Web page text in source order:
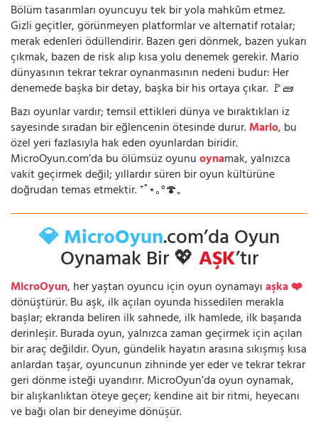
Bölüm tasarımları oyuncuyu tek bir yola mahkûm etmez.
Gizli geçitler, görünmeyen platformlar ve alternatif rotalar;
merak edenleri ödüllendirir. Bazen geri dönmek, bazen yukarı
çıkmak, bazen de risk alıp kısa yolu denemek gerekir. Mario
dünyasının tekrar tekrar oynanmasının nedeni budur: Her
denemede başka bir detay, başka bir his ortaya çıkar. 🚩🧱
Bazı oyunlar vardır; temsil ettikleri dünya ve bıraktıkları iz
sayesinde sıradan bir eğlencenin ötesinde durur.Mario, bu
özel yeri fazlasıyla hak eden oyunlardan biridir.
MicroOyun.com’da bu ölümsüz oyunuoynamak, yalnızca
vakit geçirmek değil; yıllardır süren bir oyun kültürüne
doğrudan temas etmektir. ⁺˚⋆｡°🍄₊
💎 MicroOyun.com’da Oyun
Oynamak Bir 💖AŞK’tır
MicroOyun, her yaştan oyuncu için oyun oynamayıaşka ❤️
dönüştürür. Bu aşk, ilk açılan oyunda hissedilen merakla
başlar; ekranda beliren ilk sahnede, ilk hamlede, ilk başarıda
derinleşir. Burada oyun, yalnızca zaman geçirmek için açılan
bir araç değildir. Oyun, gündelik hayatın arasına sıkışmış kısa
anlardan taşar, oyuncunun zihninde yer eder ve tekrar tekrar
geri dönme isteği uyandırır. MicroOyun’da oyun oynamak,
bir alışkanlıktan öteye geçer; kendine ait bir ritmi, heyecanı
ve bağı olan bir deneyime dönüşür.